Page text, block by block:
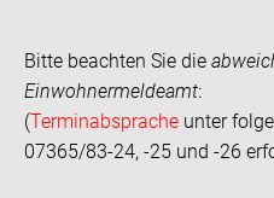
Bitte beachten Sie die
Einwohnermeldeamt:
(Terminabsprache unter
07365/83-24, -25 und -26